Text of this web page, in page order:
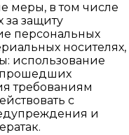
меры, в том числе
за защиту
персональных
носителях,
использование
требованиям
с
и